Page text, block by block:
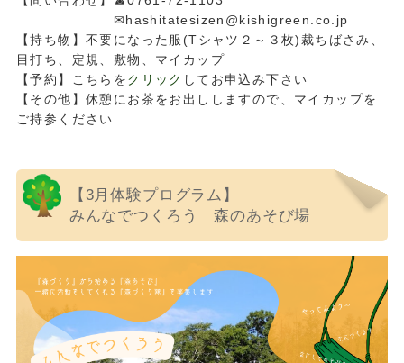
✉hashitatesizen@kishigreen.co.jp
【持ち物】不要になった服(Tシャツ２～３枚)裁ちばさみ、
目打ち、定規、敷物、マイカップ
【予約】こちらをクリック してお申込み下さい
【その他】休憩にお茶をお出ししますので、マイカップを
ご持参ください
【3月体験プログラム】
みんなでつくろう 森のあそび場